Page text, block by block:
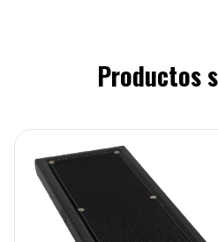
Productos